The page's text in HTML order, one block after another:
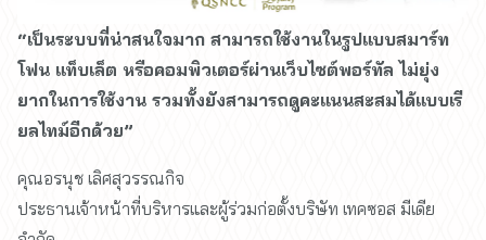
“เป็นระบบที่น่าสนใจมาก สามารถใช้งานในรูปแบบสมาร์ท
โฟน แท็บเล็ต หรือคอมพิวเตอร์ผ่านเว็บไซต์พอร์ทัล ไม่ยุ่ง
ยากในการใช้งาน รวมทั้งยังสามารถดูคะแนนสะสมได้แบบเรี
ยลไทม์อีกด้วย”
คุณอรนุช เลิศสุวรรณกิจ
ประธานเจ้าหน้าที่บริหารและผู้ร่วมก่อตั้งบริษัท เทคซอส มีเดีย